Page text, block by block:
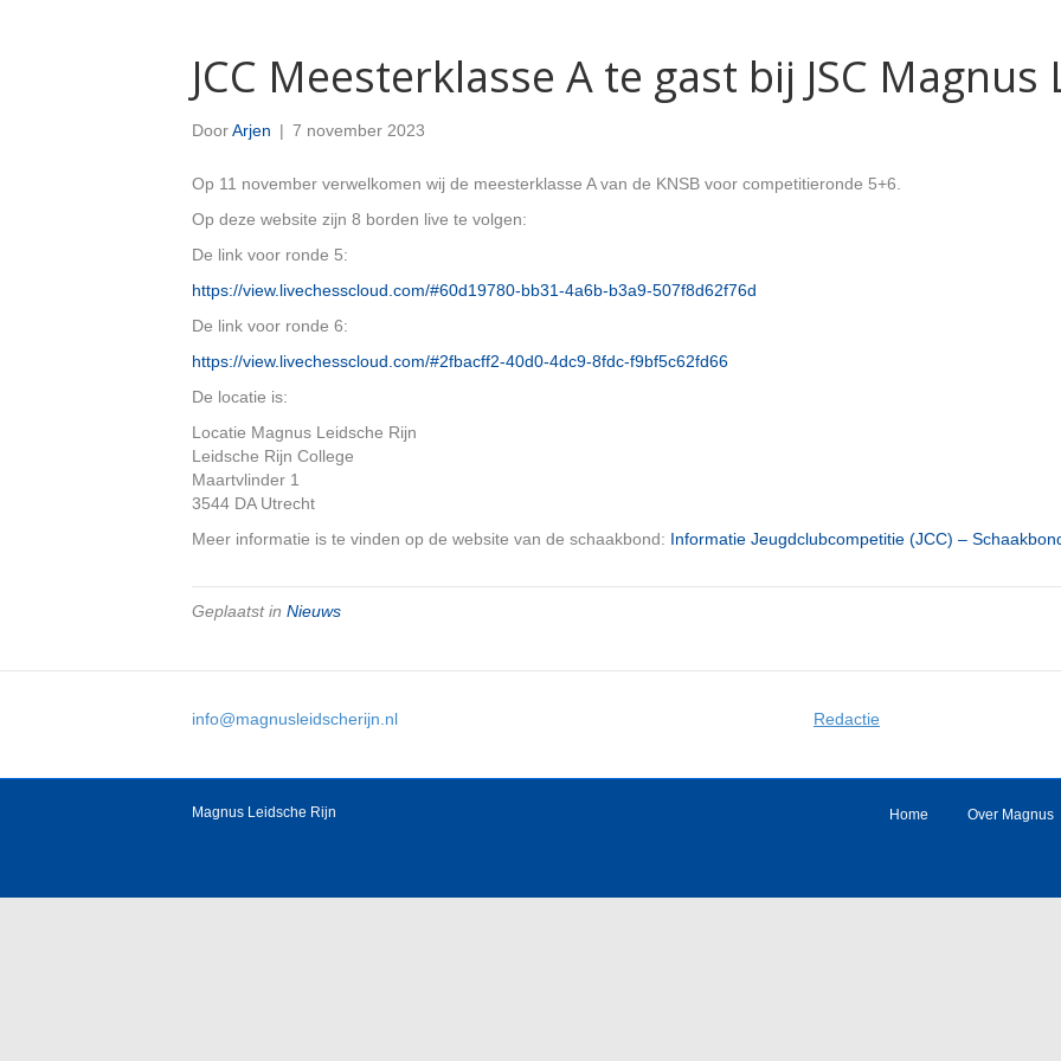
JCC Meesterklasse A te gast bij JSC Magnus
DoorArjen | 7 november 2023
Op 11 november verwelkomen wij de meesterklasse A van de KNSB voor competitieronde 5+6.
Op deze website zijn 8 borden live te volgen:
De link voor ronde 5:
https://view.livechesscloud.com/#60d19780-bb31-4a6b-b3a9-507f8d62f76d
De link voor ronde 6:
https://view.livechesscloud.com/#2fbacff2-40d0-4dc9-8fdc-f9bf5c62fd66
De locatie is:
Locatie Magnus Leidsche Rijn
Leidsche Rijn College
Maartvlinder 1
3544 DA Utrecht
Meer informatie is te vinden op de website van de schaakbond: Informatie Jeugd­club­competitie (JCC) –
Geplaatst in Nieuws
info@magnusleidscherijn.nl Redactie
Magnus Leidsche Rijn Home Over Magnus